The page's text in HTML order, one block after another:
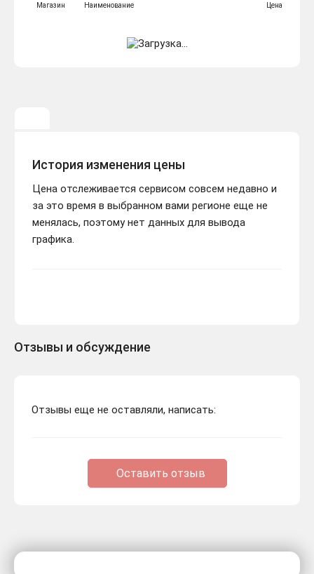
Магазин Наименование Цена
История изменения цены
Цена отслеживается сервисом совсем недавно и
за это время в выбранном вами регионе еще не
менялась, поэтому нет данных для вывода
графика.
Отзывы и обсуждение
Отзывы еще не оставляли, написать:
Оставить отзыв